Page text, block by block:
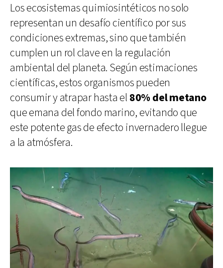
Los ecosistemas quimiosintéticos no solo
representan un desafío científico por sus
condiciones extremas, sino que también
cumplen un rol clave en la regulación
ambiental del planeta. Según estimaciones
científicas, estos organismos pueden
consumir y atrapar hasta el 80% del metano
que emana del fondo marino, evitando que
este potente gas de efecto invernadero llegue
a la atmósfera.